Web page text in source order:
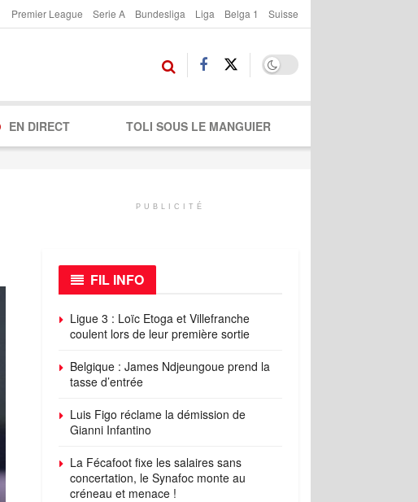
Premier League Serie A Bundesliga Liga Belga 1 Suisse
EN DIRECT TOLI SOUS LE MANGUIER
PUBLICITÉ
FIL INFO
Ligue 3 : Loïc Etoga et Villefranche
coulent lors de leur première sortie
Belgique : James Ndjeungoue prend la
tasse d’entrée
Luis Figo réclame la démission de
Gianni Infantino
La Fécafoot fixe les salaires sans
concertation, le Synafoc monte au
créneau et menace !